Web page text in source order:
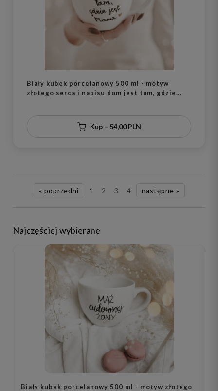
Biały kubek porcelanowy 500 ml - motyw
złotego serca i napisu dom jest tam, gdzie
Kup – 54,00 PLN
« poprzedni 1 2 3 4 następne »
Najczęściej wybierane
Biały kubek porcelanowy 500 ml - motyw złotego